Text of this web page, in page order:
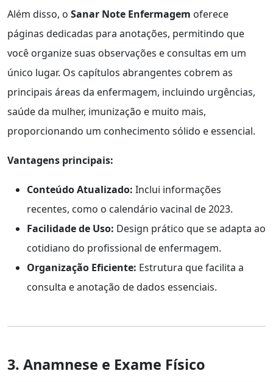
Além disso, o Sanar Note Enfermagem oferece
páginas dedicadas para anotações, permitindo que
você organize suas observações e consultas em um
único lugar. Os capítulos abrangentes cobrem as
principais áreas da enfermagem, incluindo urgências,
saúde da mulher, imunização e muito mais,
proporcionando um conhecimento sólido e essencial.
Vantagens principais:
Conteúdo Atualizado: Inclui informações
recentes, como o calendário vacinal de 2023.
Facilidade de Uso: Design prático que se adapta ao
cotidiano do profissional de enfermagem.
Organização Eficiente: Estrutura que facilita a
consulta e anotação de dados essenciais.
3. Anamnese e Exame Físico